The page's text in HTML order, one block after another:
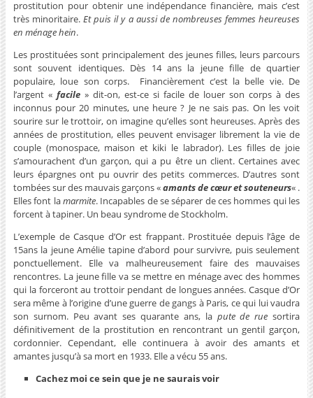
prostitution pour obtenir une indépendance financière, mais c’est
très minoritaire.Et puis il y a aussi de nombreuses femmes heureuses
en ménage hein.
Les prostituées sont principalement des jeunes filles, leurs parcours
sont souvent identiques. Dès 14 ans la jeune fille de quartier
populaire, loue son corps. Financièrement c’est la belle vie. De
l’argent « facile » dit-on, est-ce si facile de louer son corps à des
inconnus pour 20 minutes, une heure ? Je ne sais pas. On les voit
sourire sur le trottoir, on imagine qu’elles sont heureuses. Après des
années de prostitution, elles peuvent envisager librement la vie de
couple (monospace, maison et kiki le labrador). Les filles de joie
s’amourachent d’un garçon, qui a pu être un client. Certaines avec
leurs épargnes ont pu ouvrir des petits commerces. D’autres sont
tombées sur des mauvais garçons «amants de cœur et souteneurs« .
Elles font lamarmite. Incapables de se séparer de ces hommes qui les
forcent à tapiner. Un beau syndrome de Stockholm.
L’exemple de Casque d’Or est frappant. Prostituée depuis l’âge de
15ans la jeune Amélie tapine d’abord pour survivre, puis seulement
ponctuellement. Elle va malheureusement faire des mauvaises
rencontres. La jeune fille va se mettre en ménage avec des hommes
qui la forceront au trottoir pendant de longues années. Casque d’Or
sera même à l’origine d’une guerre de gangs à Paris, ce qui lui vaudra
son surnom. Peu avant ses quarante ans, la pute de rue sortira
définitivement de la prostitution en rencontrant un gentil garçon,
cordonnier. Cependant, elle continuera à avoir des amants et
amantes jusqu’à sa mort en 1933. Elle a vécu 55 ans.
Cachez moi ce sein que je ne saurais voir